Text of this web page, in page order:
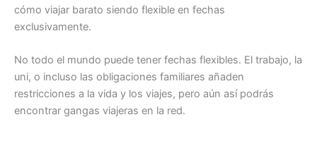
cómo viajar barato siendo flexible en fechas
exclusivamente.
No todo el mundo puede tener fechas flexibles. El trabajo, la
uni, o incluso las obligaciones familiares añaden
restricciones a la vida y los viajes, pero aún así podrás
encontrar gangas viajeras en la red.